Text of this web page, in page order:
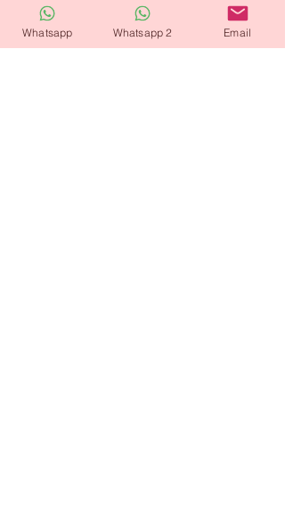
escritora, que un día decide
cerrar los ojos y salir volando
junto a unos pájaros. Su viaje
Whatsapp Whatsapp 2 Email